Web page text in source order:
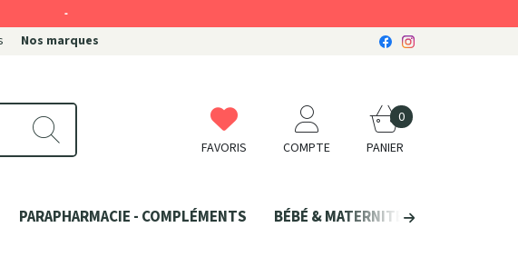
Nos marques
FAVORIS COMPTE PANIER
0
PARAPHARMACIE - COMPLÉMENTS BÉBÉ & MATERNITÉ